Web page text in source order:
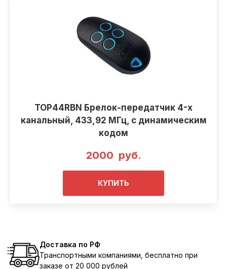
TOP44RBN Брелок-передатчик 4-х
канальный, 433,92 МГц, с динамическим
кодом
2000 руб.
КУПИТЬ
Доставка по РФ
Транспортными компаниями, бесплатно при
заказе от 20 000 рублей